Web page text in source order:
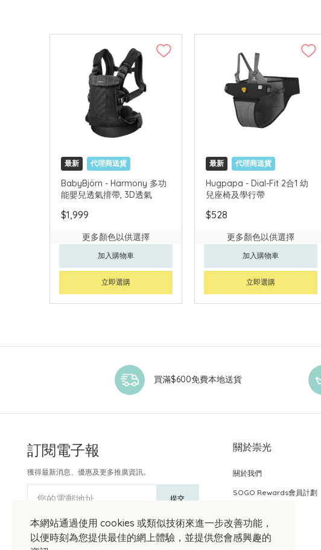
最新 代理商送貨
BabyBjörn - Harmony 多功
能嬰兒透氣揹帶, 3D透氣
$1,999
更多顏色以供選擇
加入購物車
立即選購
最新 代理商送貨
Hugpapa - Dial-Fit 2合1 幼
兒座椅及學行帶
$528
更多顏色以供選擇
加入購物車
立即選購
本網站通過使用 cookies 或類似技術來進一步改善功能，
以便時刻為您提供最佳的網上體驗，並提供您會感興趣的
買滿$600免費本地送貨
訂閱電子報
獲得最新消息、優惠及更多推廣資訊。
您的電郵地址 提交
關於崇光
關於我們
SOGO Rewards會員計劃